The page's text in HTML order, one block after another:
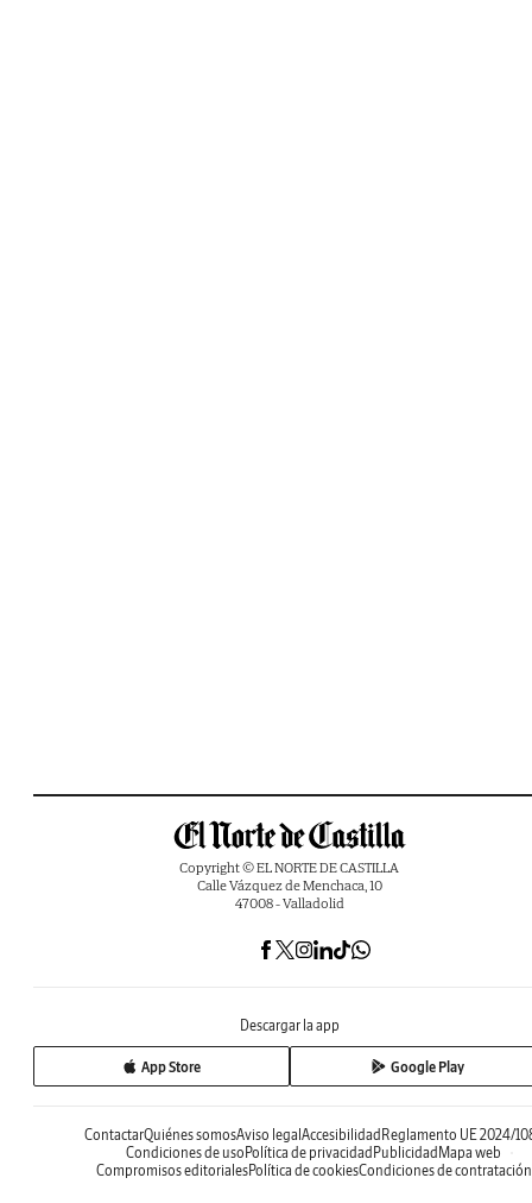
Copyright © EL NORTE DE CASTILLA
Calle Vázquez de Menchaca, 10
47008 - Valladolid
Descargar la app
App Store Google Play
ContactarQuiénes somosAviso legal Accesibilidad Reglamento UE 2024/
Condiciones de uso Política de privacidad Publicidad Mapa web
Compromisos editorialesPolítica de cookiesCondiciones de contratación